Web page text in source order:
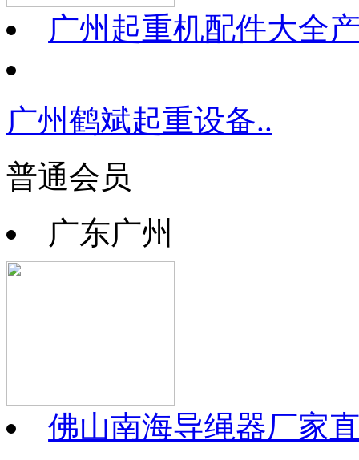
广州起重机配件大全
广州鹤斌起重设备..
普通会员
广东广州
佛山南海导绳器厂家